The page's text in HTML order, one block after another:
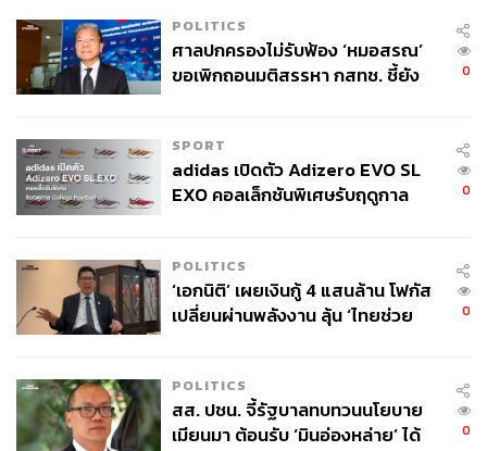
POLITICS
ศาลปกครองไม่รับฟ้อง ‘หมอสรณ’
ขอเพิกถอนมติสรรหา กสทช. ชี้ยัง
0
SPORT
adidas เปิดตัว Adizero EVO SL
EXO คอลเล็กชันพิเศษรับฤดูกาล
0
POLITICS
‘เอกนิติ’ เผยเงินกู้ 4 แสนล้าน โฟกัส
เปลี่ยนผ่านพลังงาน ลุ้น ‘ไทยช่วย
0
POLITICS
สส. ปชน. จี้รัฐบาลทบทวนนโยบาย
เมียนมา ต้อนรับ ‘มินอ่องหล่าย’ ได้
0